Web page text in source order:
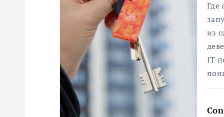
Где
из
IT